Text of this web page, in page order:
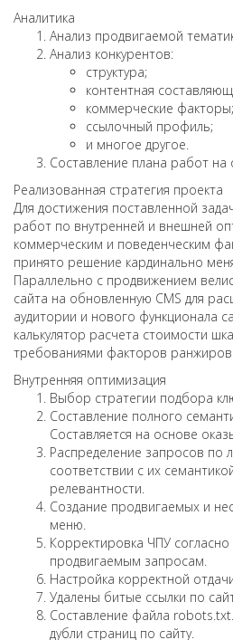
Аналитика
Анализ продвигаемой
Анализ конкурентов:
структура;
контентная
коммерческие факторы;
ссылочный профиль;
и многое другое.
Составление плана работ на
Реализованная стратегия проекта
Для достижения поставленной
работ по внутренней и внешней
коммерческим и поведенческим
принято решение кардинально
Параллельно с продвижением
сайта на обновленную CMS для
аудитории и нового функционала
калькулятор расчета стоимости
требованиями факторов
Внутренняя оптимизация
Выбор стратегии подбора
Составление полного
Составляется на основе
Распределение запросов по
соответствии с их
релевантности.
Создание продвигаемых и
меню.
Корректировка ЧПУ
продвигаемым запросам.
Настройка корректной
Удалены битые ссылки по
Составление файла
дубли страниц по сайту.